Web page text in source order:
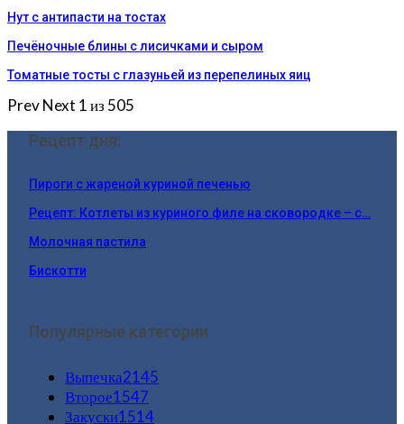
Нут с антипасти на тостах
Печёночные блины с лисичками и сыром
Томатные тосты с глазуньей из перепелиных яиц
PrevNext 1 из 505
Рецепт дня:
Пироги с жареной куриной печенью
Рецепт: Котлеты из куриного филе на сковородке – с…
Молочная пастила
Бискотти
Популярные категории
Выпечка2145
Второе1547
Закуски1514